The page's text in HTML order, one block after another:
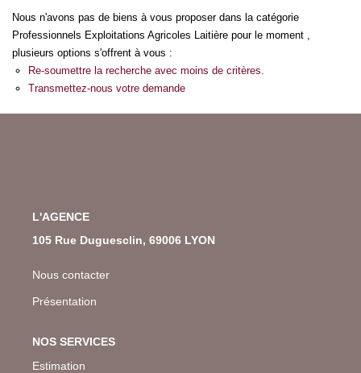
NOTRE AGENCE
CONTACT
Créer une alerte
Nous n'avons pas de biens à vous proposer dans la catégorie
Professionnels Exploitations Agricoles Laitière pour le moment ,
plusieurs options s'offrent à vous :
Re-soumettre la recherche avec moins de critères.
Transmettez-nous votre demande
L'AGENCE
105 Rue Duguesclin, 69006 LYON
Nous contacter
Présentation
NOS SERVICES
Estimation